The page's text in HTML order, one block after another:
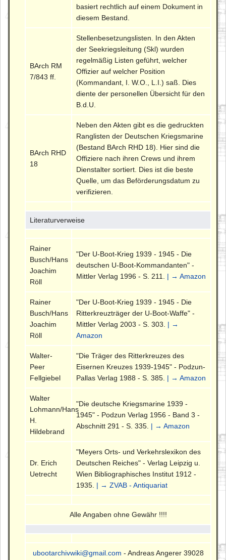
basiert rechtlich auf einem Dokument in
diesem Bestand.
BArch RM
7/843 ff.
Stellenbesetzungslisten. In den Akten
der Seekriegsleitung (Skl) wurden
regelmäßig Listen geführt, welcher
Offizier auf welcher Position
(Kommandant, I. W.O., L.I.) saß. Dies
diente der personellen Übersicht für den
B.d.U.
BArch RHD
18
Neben den Akten gibt es die gedruckten
Ranglisten der Deutschen Kriegsmarine
(Bestand BArch RHD 18). Hier sind die
Offiziere nach ihren Crews und ihrem
Dienstalter sortiert. Dies ist die beste
Quelle, um das Beförderungsdatum zu
verifizieren.
Literaturverweise
Rainer
Busch/Hans
Joachim
Röll
"Der U-Boot-Krieg 1939 - 1945 - Die
deutschen U-Boot-Kommandanten" -
Mittler Verlag 1996 - S. 211. | → Amazon
Rainer
Busch/Hans
Joachim
Röll
"Der U-Boot-Krieg 1939 - 1945 - Die
Ritterkreuzträger der U-Boot-Waffe" -
Mittler Verlag 2003 - S. 303. | →
Amazon
Walter-
Peer
Fellgiebel
"Die Träger des Ritterkreuzes des
Eisernen Kreuzes 1939-1945" - Podzun-
Pallas Verlag 1988 - S. 385. | → Amazon
Walter
Lohmann/Hans
H.
Hildebrand
"Die deutsche Kriegsmarine 1939 -
1945" - Podzun Verlag 1956 - Band 3 -
Abschnitt 291 - S. 335. | → Amazon
Dr. Erich
Uetrecht
"Meyers Orts- und Verkehrslexikon des
Deutschen Reiches" - Verlag Leipzig u.
Wien Bibliographisches Institut 1912 -
1935. | → ZVAB - Antiquariat
Alle Angaben ohne Gewähr !!!!
ubootarchivwiki@gmail.com - Andreas Angerer 39028